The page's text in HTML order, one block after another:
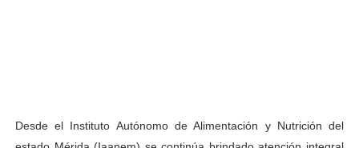
Plan Vacacional "Venezuela Ríe 2026" brinda
Desde el Instituto Autónomo de Alimentación y Nutrición del